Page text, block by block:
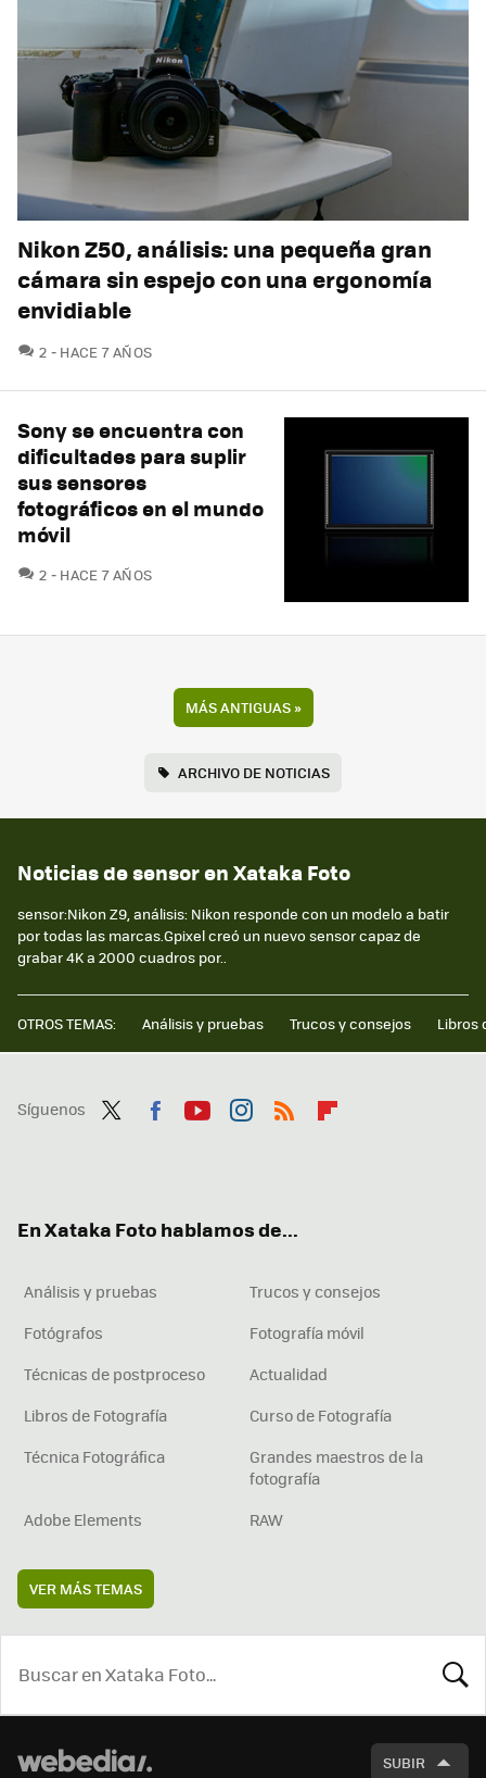
Nikon Z50, análisis: una pequeña gran
cámara sin espejo con una ergonomía
envidiable
2 COMENTARIOS
HACE 7 AÑOS
Sony se encuentra con
dificultades para suplir
sus sensores
fotográficos en el mundo
móvil
2 COMENTARIOS
HACE 7 AÑOS
MÁS ANTIGUAS»
ARCHIVO DE NOTICIAS
Noticias de sensor en Xataka Foto
sensor:Nikon Z9, análisis: Nikon responde con un modelo a batir
por todas las marcas.Gpixel creó un nuevo sensor capaz de
grabar 4K a 2000 cuadros por..
OTROS TEMAS: Análisis y pruebas Trucos y consejos Libros
Síguenos
En Xataka Foto hablamos de...
Análisis y pruebas
Trucos y consejos
Fotógrafos
Fotografía móvil
Técnicas de postproceso
Actualidad
Libros de Fotografía
Curso de Fotografía
Técnica Fotográfica
Grandes maestros de la
fotografía
Adobe Elements
RAW
VER MÁS TEMAS
SUBIR